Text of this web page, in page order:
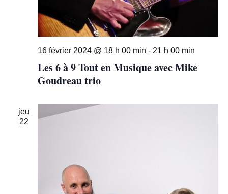
Les 6 à 9 Tout en Musique avec Mike
Goudreau trio
16 février 2024 @ 18 h 00 min - 21 h 00 min
jeu
22